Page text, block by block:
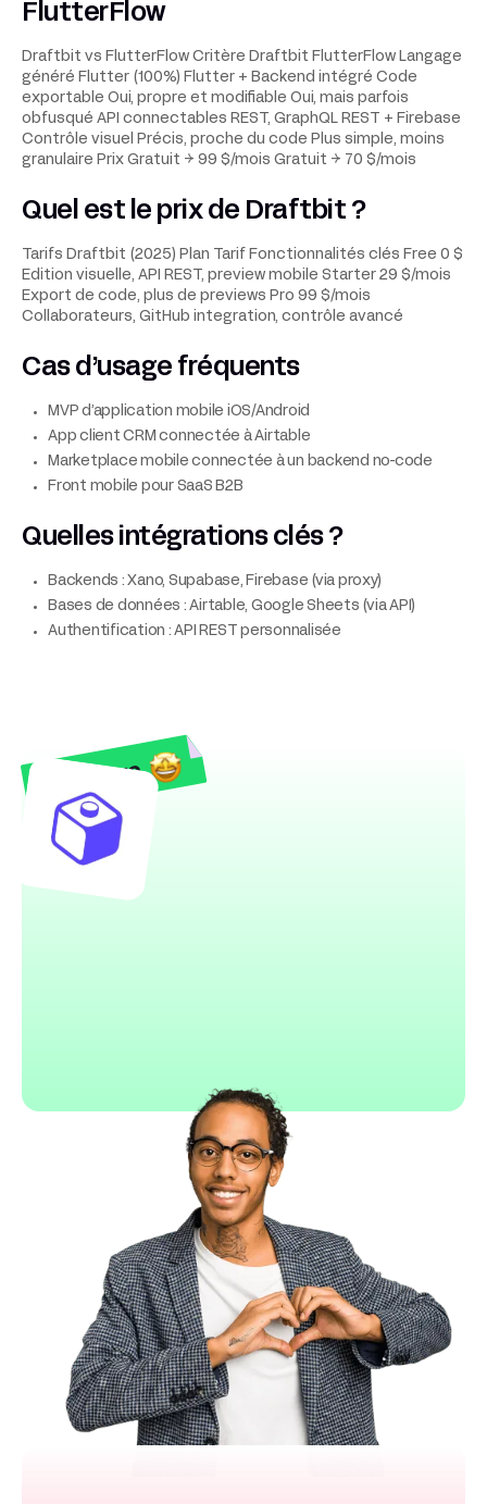
FlutterFlow
Draftbit vs FlutterFlow Critère Draftbit FlutterFlow Langage
généré Flutter (100%) Flutter + Backend intégré Code
exportable Oui, propre et modifiable Oui, mais parfois
obfusqué API connectables REST, GraphQL REST + Firebase
Contrôle visuel Précis, proche du code Plus simple, moins
granulaire Prix Gratuit → 99 $/mois Gratuit → 70 $/mois
Quel est le prix de Draftbit ?
Tarifs Draftbit (2025) Plan Tarif Fonctionnalités clés Free 0 $
Edition visuelle, API REST, preview mobile Starter 29 $/mois
Export de code, plus de previews Pro 99 $/mois
Collaborateurs, GitHub integration, contrôle avancé
Cas d’usage fréquents
MVP d’application mobile iOS/Android
App client CRM connectée à Airtable
Marketplace mobile connectée à un backend no-code
Front mobile pour SaaS B2B
Quelles intégrations clés ?
Backends : Xano, Supabase, Firebase (via proxy)
Bases de données : Airtable, Google Sheets (via API)
Authentification : API REST personnalisée
Export Flutter natif propre
Support REST et GraphQL
Contrôle visuel précis
Preview mobile en temps réel
Pas de lock-in propriétaire